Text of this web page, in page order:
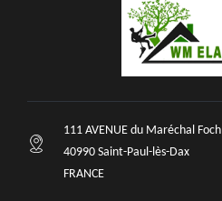
111 AVENUE du Maréchal Foch
40990 Saint-Paul-lès-Dax
FRANCE